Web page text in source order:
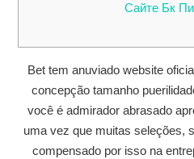
Сайте Бк
Bet tem anuviado website
concepção tamanho
você é admirador abrasado
uma vez que muitas seleções,
compensado por isso na